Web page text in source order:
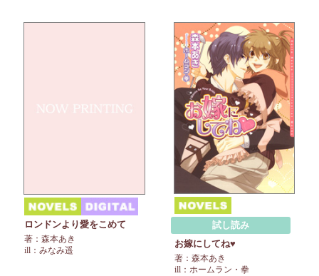
ロンドンより愛をこめて
著：森本あき
ill：みなみ遥
試し読み
お嫁にしてね♥
著：森本あき
ill：ホームラン・拳